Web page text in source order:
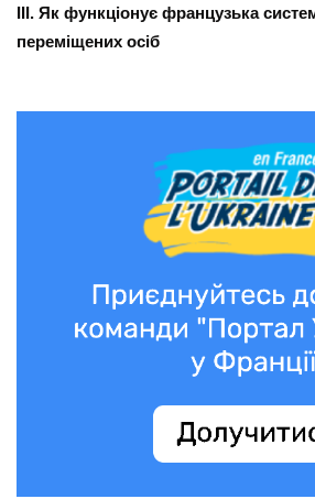
ІІІ. Як функціонує французька
переміщених осіб